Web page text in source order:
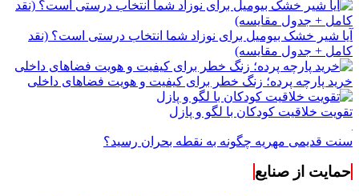
آیا شیر خشک بیومیل برای نوزاد شما انتخاب درستی است؟ (نقد
کامل + جدول مقایسه)
خرید پارچه پرده؛ زنگ خطر برای کیفیت و هویت فضاهای داخلی
تقویت خلاقیت کودکان با لگو و پازل
سنت قدیمی مهریه چگونه به نقطه بحران رسید؟
حمایت از صنایع